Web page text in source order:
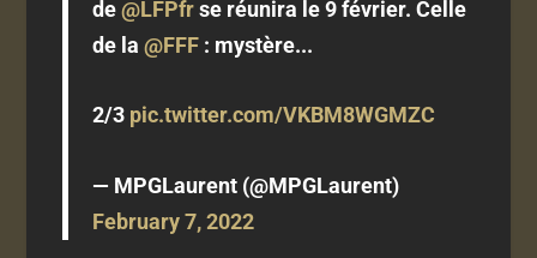
de@LFPfrse réunira le 9 février. Celle
de la@FFF : mystère...
2/3 pic.twitter.com/VKBM8WGMZC
— MPGLaurent (@MPGLaurent)
February 7, 2022